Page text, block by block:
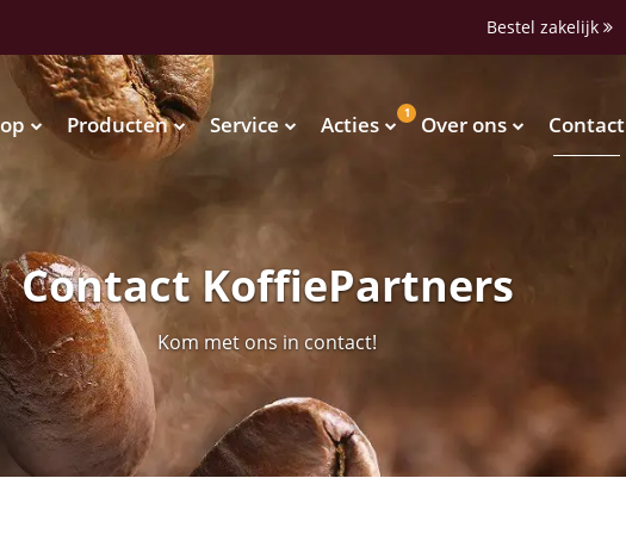
Bestel zakelijk
1
Waterkoelers
Producten Service Acties Over ons Contact
Contact KoffiePartners
Kom met ons in contact!